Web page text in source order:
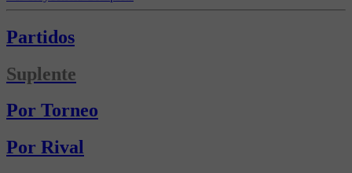
Partidos
Suplente
Por Torneo
Por Rival